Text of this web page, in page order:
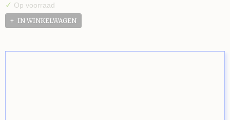
✓ Op voorraad
IN WINKELWAGEN